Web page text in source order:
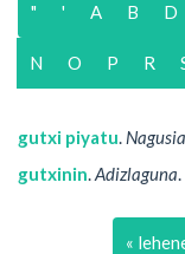
" ' A B D
N O P R
gutxi piyatu. Nagusia
gutxinin.Adizlaguna.
«